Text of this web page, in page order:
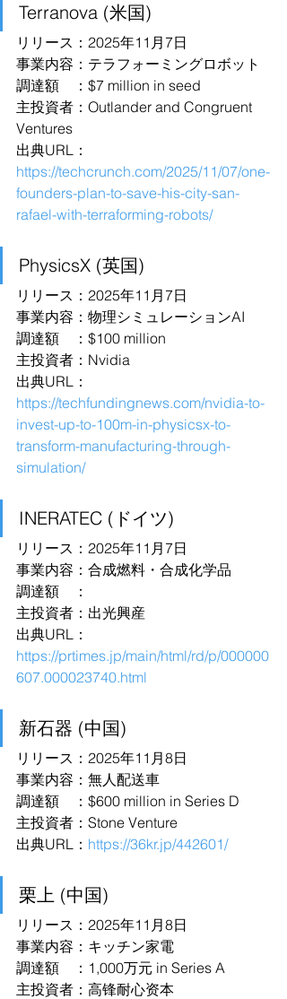
Terranova (米国)
リリース：2025年11月7日
事業内容：テラフォーミングロボット
調達額　：$7 million in seed
主投資者：Outlander and Congruent
Ventures
出典URL：
https://techcrunch.com/2025/11/07/one-
founders-plan-to-save-his-city-san-
rafael-with-terraforming-robots/
PhysicsX (英国)
リリース：2025年11月7日
事業内容：物理シミュレーションAI
調達額　：$100 million
主投資者：Nvidia
出典URL：
https://techfundingnews.com/nvidia-to-
invest-up-to-100m-in-physicsx-to-
transform-manufacturing-through-
simulation/
INERATEC (ドイツ)
リリース：2025年11月7日
事業内容：合成燃料・合成化学品
調達額　：
主投資者：出光興産
出典URL：
https://prtimes.jp/main/html/rd/p/000000
607.000023740.html
新石器 (中国)
リリース：2025年11月8日
事業内容：無人配送車
調達額　：$600 million in Series D
主投資者：Stone Venture
出典URL： https://36kr.jp/442601/
栗上 (中国)
リリース：2025年11月8日
事業内容：キッチン家電
調達額　：1,000万元 in Series A
主投資者：高锋耐心资本